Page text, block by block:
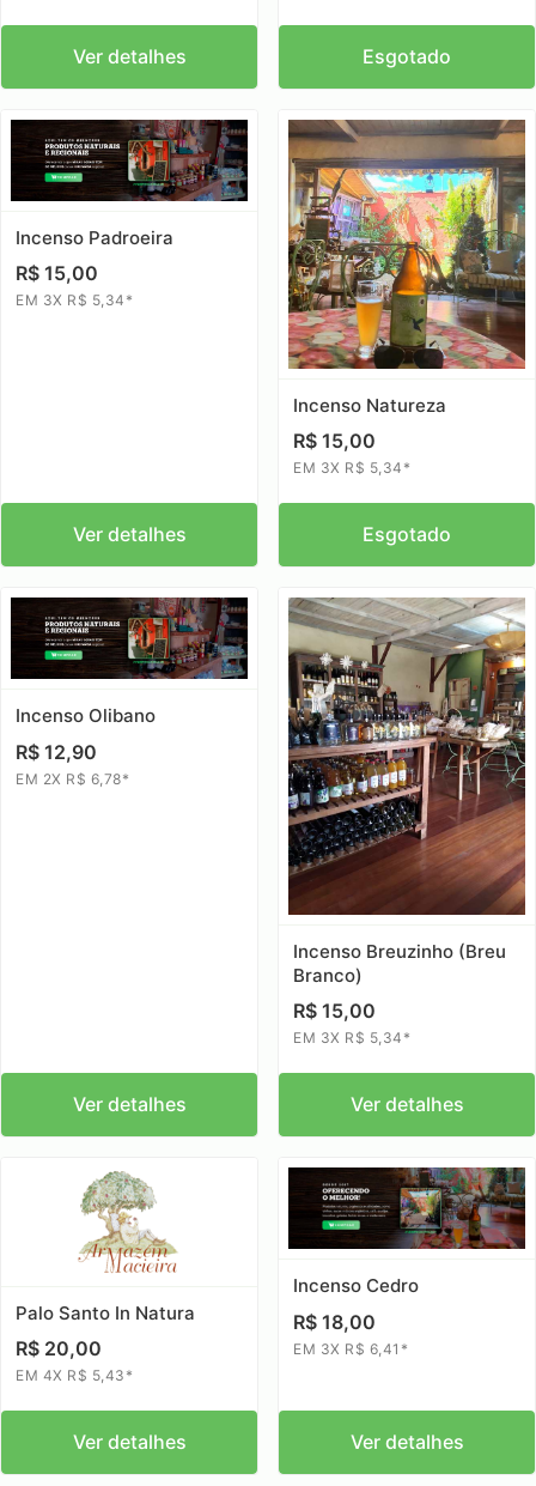
Ver detalhes Esgotado
Incenso Padroeira
R$ 15,00
EM 3X R$ 5,34*
Ver detalhes
Incenso Natureza
R$ 15,00
EM 3X R$ 5,34*
Esgotado
Incenso Olibano
R$ 12,90
EM 2X R$ 6,78*
Ver detalhes
Incenso Breuzinho (Breu
Branco)
R$ 15,00
EM 3X R$ 5,34*
Ver detalhes
Palo Santo In Natura
R$ 20,00
EM 4X R$ 5,43*
Ver detalhes
Incenso Cedro
R$ 18,00
EM 3X R$ 6,41*
Ver detalhes